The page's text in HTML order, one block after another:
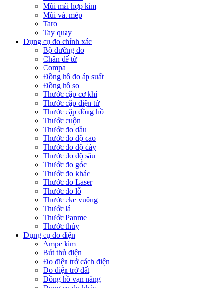
Mũi mài hợp kim
Mũi vát mép
Taro
Tay quay
Dụng cụ đo chính xác
Bộ dưỡng đo
Chân đế từ
Compa
Đồng hồ đo áp suất
Đồng hồ so
Thước cặp cơ khí
Thước cặp điện tử
Thước cặp đồng hồ
Thước cuộn
Thước đo dầu
Thước đo độ cao
Thước đo độ dày
Thước đo độ sâu
Thước đo góc
Thước đo khác
Thước đo Laser
Thước đo lỗ
Thước eke vuông
Thước lá
Thước Panme
Thước thủy
Dụng cụ đo điện
Ampe kìm
Bút thử điện
Đo điện trở cách điện
Đo điện trở đất
Đồng hồ vạn năng